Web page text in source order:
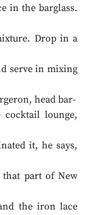
in the barglass.
Drop in a
serve in mixing
head bar­-
lounge,
it, he says,
part of New
the iron lace